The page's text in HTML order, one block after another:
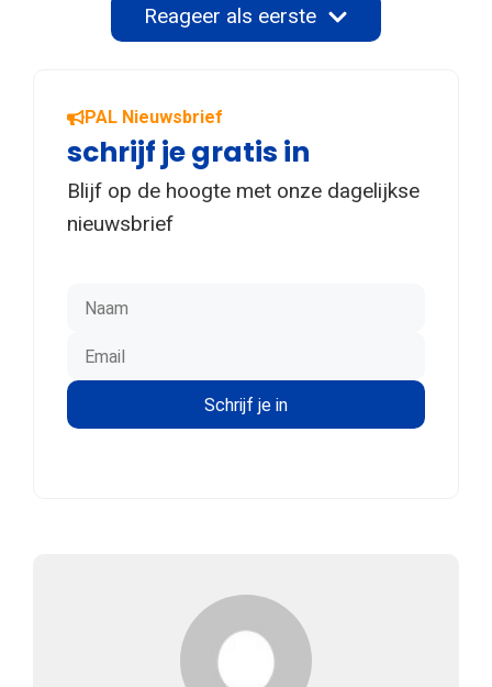
Reageer als eerste
PAL Nieuwsbrief
schrijf je gratis in
Blijf op de hoogte met onze dagelijkse
nieuwsbrief